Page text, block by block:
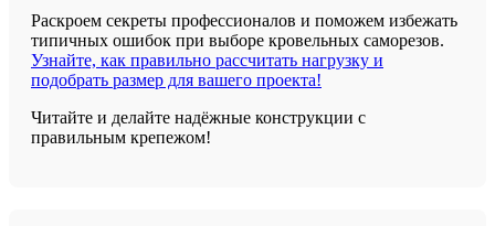
Раскроем секреты профессионалов и поможем избежать
типичных ошибок при выборе кровельных саморезов.
Узнайте, как правильно рассчитать нагрузку и
подобрать размер для вашего проекта!
Читайте и делайте надёжные конструкции с
правильным крепежом!